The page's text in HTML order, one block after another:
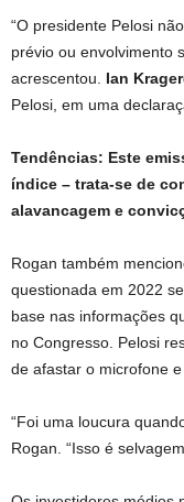
“O presidente Pelosi
prévio ou envolvimento
acrescentou. Ian Krager
Pelosi, em uma
Tendências: Este
índice – trata-se de
alavancagem e
Rogan também
questionada em 2022
base nas informações
no Congresso. Pelosi
de afastar o microfone e
“Foi uma loucura
Rogan. “Isso é